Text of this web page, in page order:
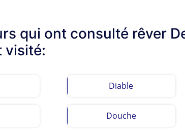
qui ont consulté rêver
visité:
Diable
Douche